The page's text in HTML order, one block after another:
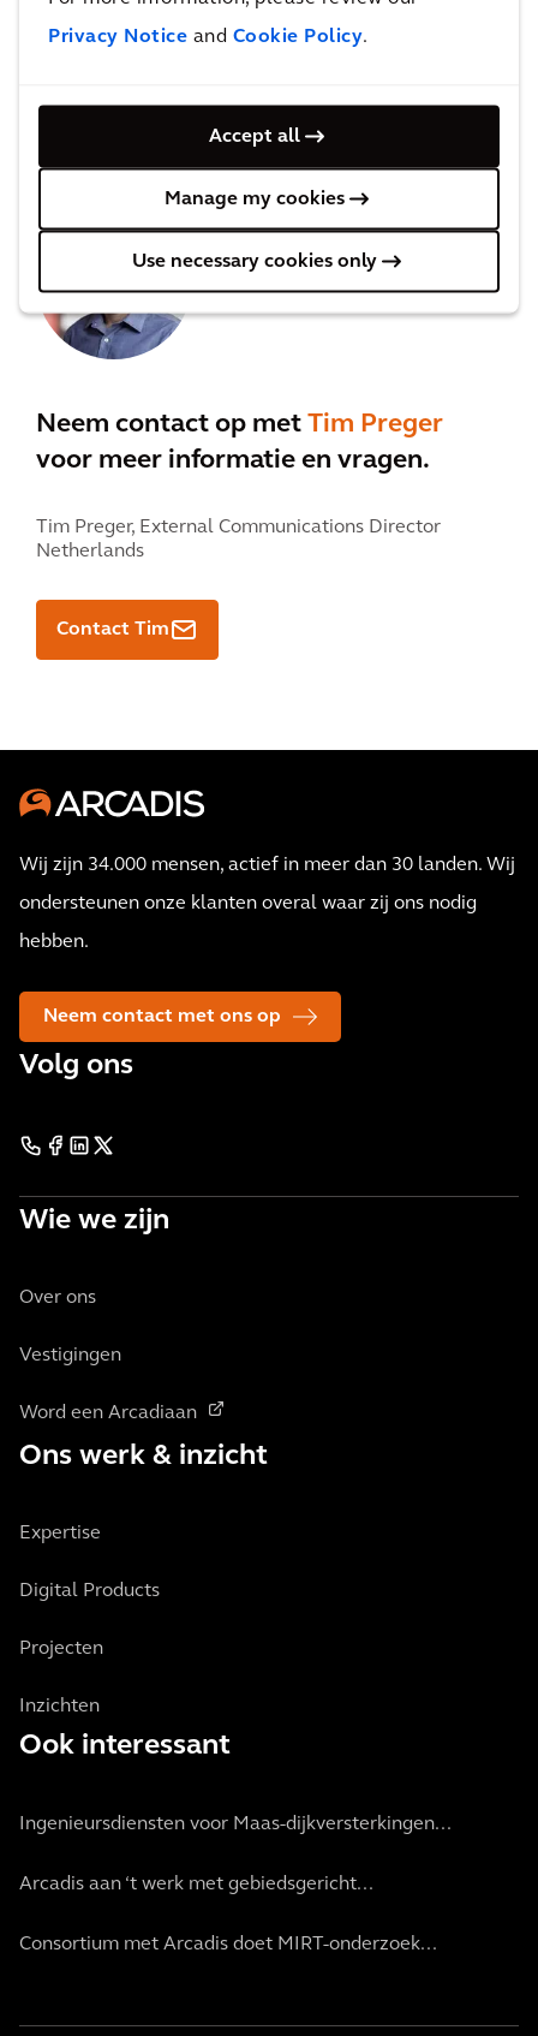
Privacy Notice and Cookie Policy.
Accept all
Manage my cookies
Use necessary cookies only
Neem contact op met Tim Preger
voor meer informatie en vragen.
Tim Preger, External Communications Director
Netherlands
Contact Tim
Wij zijn 34.000 mensen, actief in meer dan 30 landen. Wij
ondersteunen onze klanten overal waar zij ons nodig
hebben.
Neem contact met ons op
Volg ons
Wie we zijn
Over ons
Vestigingen
Word een Arcadiaan
Ons werk & inzicht
Expertise
Digital Products
Projecten
Inzichten
Ook interessant
Ingenieursdiensten voor Maas-dijkversterkingen...
Arcadis aan ‘t werk met gebiedsgericht...
Consortium met Arcadis doet MIRT-onderzoek...